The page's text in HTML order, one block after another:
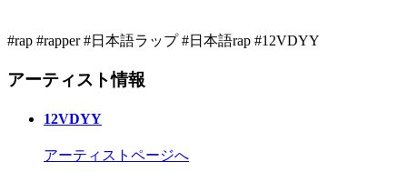
#rap #rapper #日本語ラップ #日本語rap #12VDYY
アーティスト情報
12VDYY
アーティストページへ